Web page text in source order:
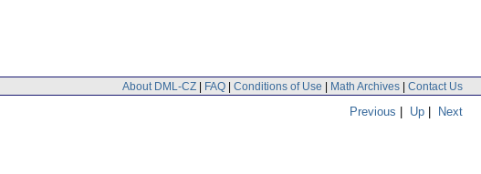
About DML-CZ | FAQ | Conditions of Use | Math Archives | Contact Us
Previous | Up | Next